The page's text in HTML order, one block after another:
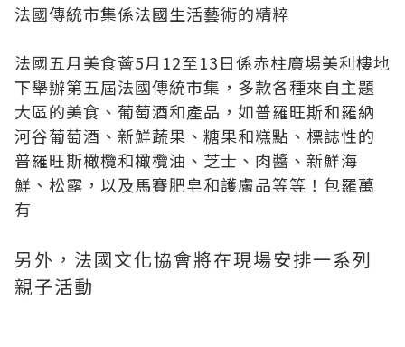
法國傳統市集係法國生活藝術的精粹
法國五月美食薈5月12至13日係赤柱廣場美利樓地
下舉辦第五屆法國傳統市集，多款各種來自主題
大區的美食、葡萄酒和產品，如普羅旺斯和羅納
河谷葡萄酒、新鮮蔬果、糖果和糕點、標誌性的
普羅旺斯橄欖和橄欖油、芝士、肉醬、新鮮海
鮮、松露，以及馬賽肥皂和護膚品等等！包羅萬
有
另外，法國文化協會將在現場安排一系列
親子活動